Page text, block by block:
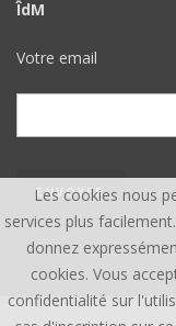
ÎdM
Votre email
Les cookies nous
services plus
donnez
cookies. Vous
confidentialité sur